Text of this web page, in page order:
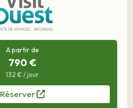
A partir de
790 €
132 € / jour
Réserver